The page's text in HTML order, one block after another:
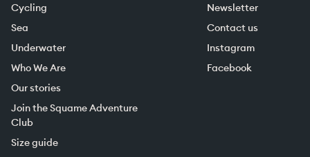
Cycling
Sea
Underwater
Who We Are
Our stories
Join the Squame Adventure
Club
Size guide
Newsletter
Contact us
Instagram
Facebook